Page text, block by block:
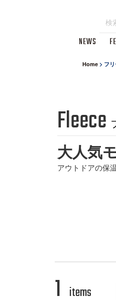
NEWS
Home > フ
Fleece
大人気
アウトドアの保
1 items